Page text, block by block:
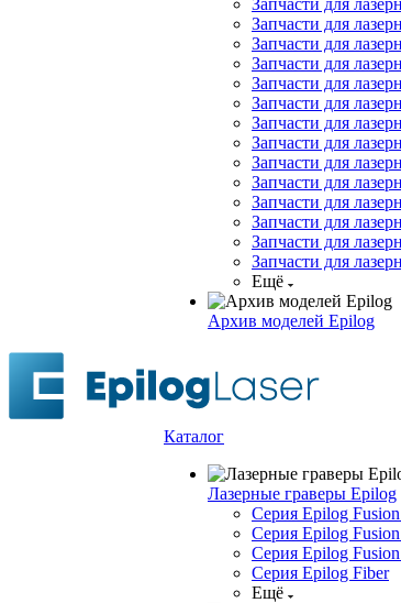
Запчасти для
Запчасти для
Запчасти для
Запчасти для
Запчасти для
Запчасти для
Запчасти для
Запчасти для
Запчасти для
Запчасти для
Запчасти для
Запчасти для
Запчасти для
Запчасти для
Ещё
Архив моделей Epilog
Каталог
Лазерные граверы Epilog
Серия Epilog
Серия Epilog
Серия Epilog
Серия Epilog Fiber
Ещё